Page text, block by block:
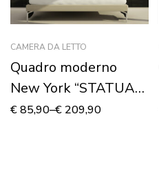
CAMERA DA LETTO
Quadro moderno
New York “STATUA
DELLA LIBERTÀ AL
€85,90–€ 209,90